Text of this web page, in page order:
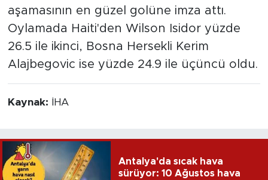
aşamasının en güzel golüne imza attı.
Oylamada Haiti'den Wilson Isidor yüzde
26.5 ile ikinci, Bosna Hersekli Kerim
Alajbegovic ise yüzde 24.9 ile üçüncü oldu.
Kaynak: İHA
Antalya'da sıcak hava
sürüyor: 10 Ağustos hava